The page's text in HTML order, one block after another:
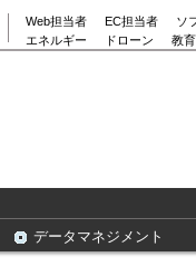
Web担当者 EC担当者
ソ
エネルギー
ドローン 教
データマネジメント